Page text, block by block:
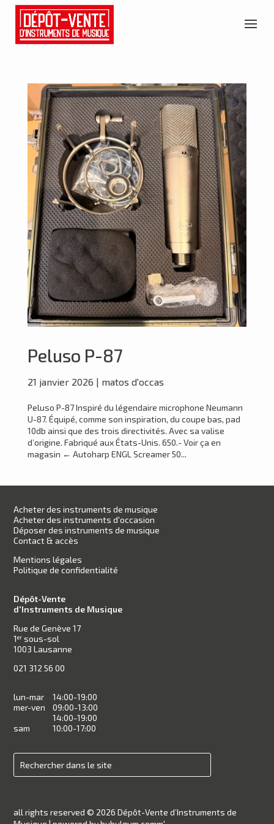
Peluso P-87
21 janvier 2026 | matos d'occas
Peluso P-87 Inspiré du légendaire microphone Neumann
U-87. Équipé, comme son inspiration, du coupe bas, pad
10db ainsi que des trois directivités. Avec sa valise
d’origine. Fabriqué aux États-Unis. 650.- Voir ça en
magasin ← Autoharp ENGL Screamer 50...
Acheter des instruments de musique
Acheter des instruments d'occasion
Déposer des instruments de musique
Contact & accès
Mentions légales
Politique de confidentialité
Dépôt-Vente
d'Instruments de Musique
Rue de Genève 17
1er sous-sol
1003 Lausanne
021 312 56 00
lun-mar
14:00-19:00
mer-ven
09:00-13:00
14:00-19:00
sam
10:00-17:00
all rights reserved © 2026 Dépôt-Vente d’Instruments de